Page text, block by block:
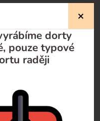
)
dorty
pouze typové
raději